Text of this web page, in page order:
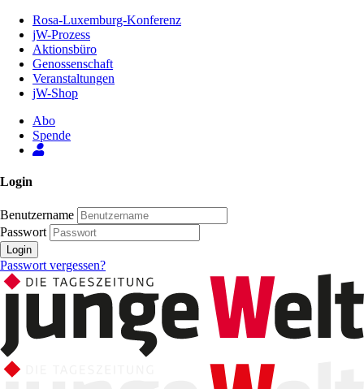
Inhalt
Seite
Rosa-Luxemburg-Konferenz
jW-Prozess
Aktionsbüro
Genossenschaft
Veranstaltungen
jW-Shop
Abo
Spende
Login
Benutzername
Passwort
Login
Passwort vergessen?